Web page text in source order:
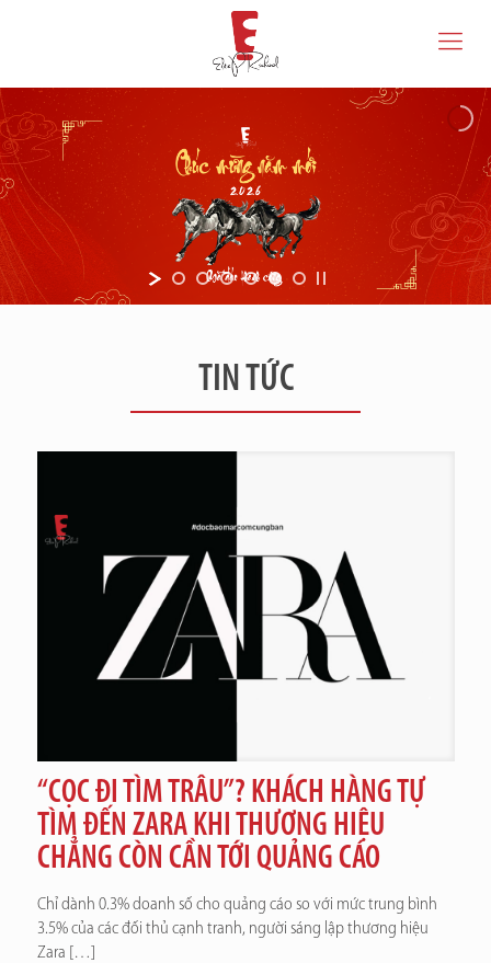
TIN TỨC
“CỌC ĐI TÌM TRÂU”? KHÁCH HÀNG TỰ
TÌM ĐẾN ZARA KHI THƯƠNG HIỆU
CHẲNG CÒN CẦN TỚI QUẢNG CÁO
Chỉ dành 0.3% doanh số cho quảng cáo so với mức trung bình
3.5% của các đối thủ cạnh tranh, người sáng lập thương hiệu
Zara […]